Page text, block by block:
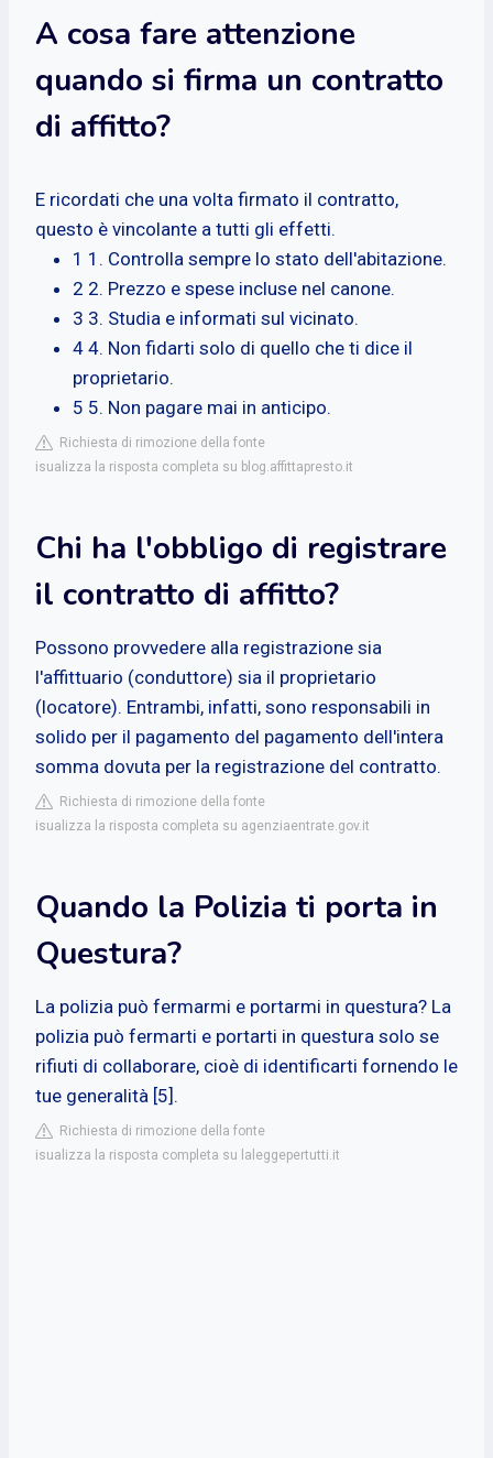
A cosa fare attenzione
quando si firma un contratto
di affitto?
E ricordati che una volta firmato il contratto,
questo è vincolante a tutti gli effetti.
1 1. Controlla sempre lo stato dell'abitazione.
2 2. Prezzo e spese incluse nel canone.
3 3. Studia e informati sul vicinato.
4 4. Non fidarti solo di quello che ti dice il
proprietario.
5 5. Non pagare mai in anticipo.
Richiesta di rimozione della fonte
isualizza la risposta completa su blog.affittapresto.it
Chi ha l'obbligo di registrare
il contratto di affitto?
Possono provvedere alla registrazione sia
l'affittuario (conduttore) sia il proprietario
(locatore). Entrambi, infatti, sono responsabili in
solido per il pagamento del pagamento dell'intera
somma dovuta per la registrazione del contratto.
Richiesta di rimozione della fonte
isualizza la risposta completa su agenziaentrate.gov.it
Quando la Polizia ti porta in
Questura?
La polizia può fermarmi e portarmi in questura? La
polizia può fermarti e portarti in questura solo se
rifiuti di collaborare, cioè di identificarti fornendo le
tue generalità [5].
Richiesta di rimozione della fonte
isualizza la risposta completa su laleggepertutti.it